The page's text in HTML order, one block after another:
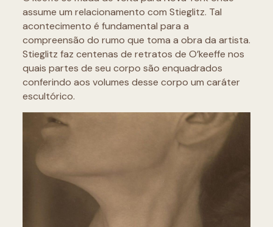
assume um relacionamento com Stieglitz. Tal
acontecimento é fundamental para a
compreensão do rumo que toma a obra da artista.
Stieglitz faz centenas de retratos de O’keeffe nos
quais partes de seu corpo são enquadrados
conferindo aos volumes desse corpo um caráter
escultórico.